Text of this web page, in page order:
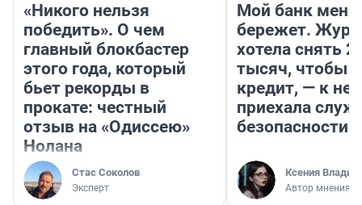
«Никого нельзя
победить». О чем
главный блокбастер
этого года, который
бьет рекорды в
прокате: честный
отзыв на «Одиссею»
Нолана
Стас Соколов
Эксперт
Мой банк меня
бережет.
хотела снять
тысяч, чтобы
кредит, — к
приехала
безопасности
Ксения
Автор мнения